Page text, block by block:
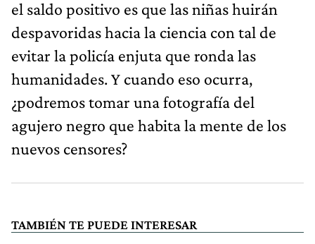
el saldo positivo es que las niñas huirán
despavoridas hacia la ciencia con tal de
evitar la policía enjuta que ronda las
humanidades. Y cuando eso ocurra,
¿podremos tomar una fotografía del
agujero negro que habita la mente de los
nuevos censores?
TAMBIÉN TE PUEDE INTERESAR